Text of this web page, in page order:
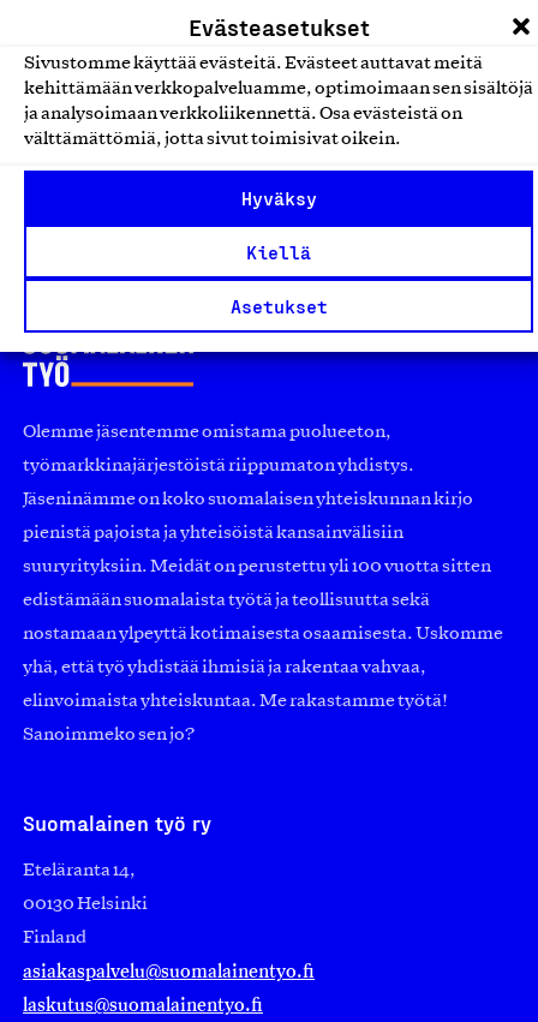
Evästeasetukset
Sivustomme käyttää evästeitä. Evästeet auttavat meitä
kehittämään verkkopalveluamme, optimoimaan sen sisältöjä
ja analysoimaan verkkoliikennettä. Osa evästeistä on
välttämättömiä, jotta sivut toimisivat oikein.
Hyväksy
Kiellä
Asetukset
Kellot ja korut
Suomessa käsintehdyt korut
Kellot ja korut
Olemme jäsentemme omistama puolueeton,
työmarkkinajärjestöistä riippumaton yhdistys.
Jäseninämme on koko suomalaisen yhteiskunnan kirjo
pienistä pajoista ja yhteisöistä kansainvälisiin
suuryrityksiin. Meidät on perustettu yli 100 vuotta sitten
edistämään suomalaista työtä ja teollisuutta sekä
nostamaan ylpeyttä kotimaisesta osaamisesta. Uskomme
yhä, että työ yhdistää ihmisiä ja rakentaa vahvaa,
elinvoimaista yhteiskuntaa. Me rakastamme työtä!
Sanoimmeko sen jo?
Suomalainen työ ry
Eteläranta 14,
00130 Helsinki
Finland
asiakaspalvelu@suomalainentyo.fi
laskutus@suomalainentyo.fi